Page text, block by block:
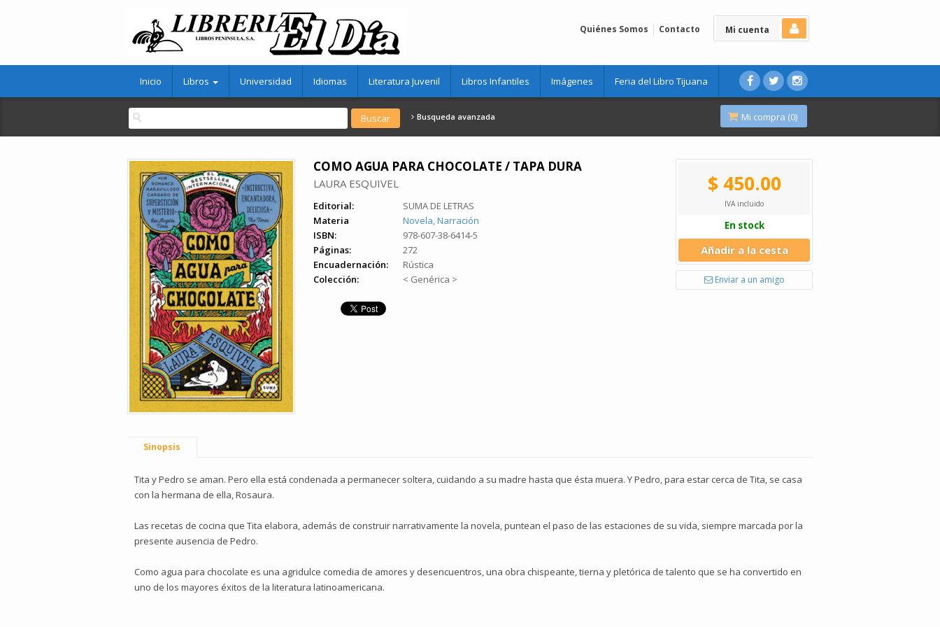
Mi cuenta
Quiénes Somos Contacto
Inicio Libros Universidad Idiomas Literatura Juvenil Libros Infantiles Imágenes Feria del Libro Tijuana
Busqueda avanzada Mi compra (0)
COMO AGUA PARA CHOCOLATE / TAPA DURA
LAURA ESQUIVEL
Editorial:
SUMA DE LETRAS
Materia
Novela, Narración
ISBN:
978-607-38-6414-5
Páginas:
272
Encuadernación:
Rústica
Colección:
< Genérica >
$ 450.00
IVA incluido
En stock
Añadir a la cesta
Enviar a un amigo
Sinopsis
Tita y Pedro se aman. Pero ella está condenada a permanecer soltera, cuidando a su madre hasta que ésta muera. Y Pedro, para estar cerca de Tita, se casa
con la hermana de ella, Rosaura.
Las recetas de cocina que Tita elabora, además de construir narrativamente la novela, puntean el paso de las estaciones de su vida, siempre marcada por la
presente ausencia de Pedro.
Como agua para chocolate es una agridulce comedia de amores y desencuentros, una obra chispeante, tierna y pletórica de talento que se ha convertido en
uno de los mayores éxitos de la literatura latinoamericana.